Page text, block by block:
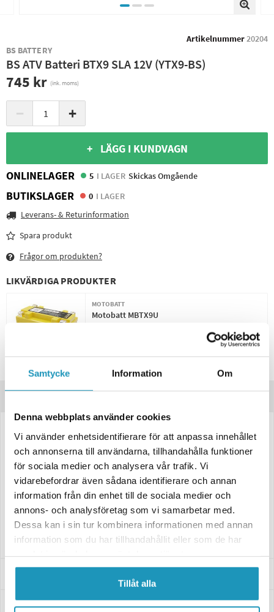
Samtycke Information Om
Denna webbplats använder cookies
Vi använder enhetsidentifierare för att anpassa innehållet
och annonserna till användarna, tillhandahålla funktioner
för sociala medier och analysera vår trafik. Vi
vidarebefordrar även sådana identifierare och annan
information från din enhet till de sociala medier och
annons- och analysföretag som vi samarbetar med.
Dessa kan i sin tur kombinera informationen med annan
information som du har tillhandahållit eller som de har
Tillåt alla
Artikelnummer20204
BS BATTERY
BS ATV Batteri BTX9 SLA 12V (YTX9-BS)
745 kr (ink. moms)
− +
+ LÄGG I KUNDVAGN
ONLINELAGER
5 I LAGER Skickas Omgående
BUTIKSLAGER 0 I LAGER
Leverans- & Returinformation
Spara produkt
Frågor om produkten?
LIKVÄRDIGA PRODUKTER
MOTOBATT
Motobatt MBTX9U
BS ATV Batteri BTX9 SLA 12V (YTX9-BS) är ett högkvalitativt och prisvärt
batteri för ATV och UTV, som är fyllt, färdigladdat och klart för
Med AGM-konstruktion är det helt underhållsfritt, spillsäkert och kan
monteras i flera positioner, upp till 90°.
Batteriet har en låg urladdningshastighet, ökad kraft och längre
cykellivslängd vilket gör det säkert och miljövänligt utan behov av
hantering av syra.
Specifikationer